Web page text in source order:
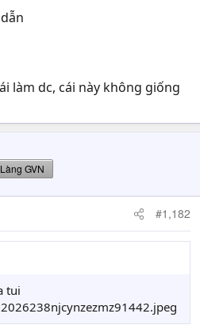
làm dc, cái này không giống
GVN
#1,182
tui